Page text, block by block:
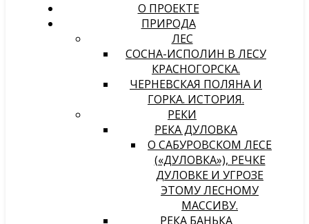
О ПРОЕКТЕ
ПРИРОДА
ЛЕС
СОСНА-ИСПОЛИН В ЛЕСУ
КРАСНОГОРСКА.
ЧЕРНЕВСКАЯ ПОЛЯНА И
ГОРКА. ИСТОРИЯ.
РЕКИ
РЕКА ДУЛОВКА
О САБУРОВСКОМ ЛЕСЕ
(«ДУЛОВКА»), РЕЧКЕ
ДУЛОВКЕ И УГРОЗЕ
ЭТОМУ ЛЕСНОМУ
МАССИВУ.
РЕКА БАНЬКА